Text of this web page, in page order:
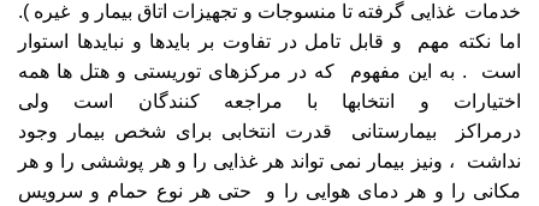
خدمات غذایی گرفته تا منسوجات و تجهیزات اتاق بیمار و غیره ).
اما نکته مهم و قابل تامل در تفاوت بر بایدها و نبایدها استوار
است . به این مفهوم که در مرکزهای توریستی و هتل ها همه
اختیارات و انتخابها با مراجعه کنندگان است ولی
درمراکز بیمارستانی قدرت انتخابی برای شخص بیمار وجود
نداشت ، ونیز بیمار نمی تواند هر غذایی را و هر پوششی را و هر
مکانی را و هر دمای هوایی را و حتی هر نوع حمام و سرویس